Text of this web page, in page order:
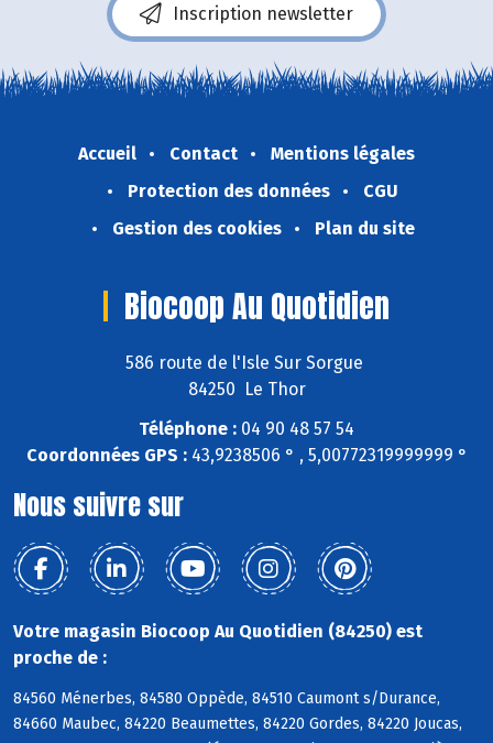
Inscription newsletter
Accueil Contact
Mentions légales
Protection des données
CGU
Gestion des cookies
Plan du site
Biocoop Au Quotidien
586 route de l'Isle Sur Sorgue
84250 Le Thor
Téléphone : 04 90 48 57 54
Coordonnées GPS :43,9238506 ° , 5,00772319999999 °
Nous suivre sur
Votre magasin Biocoop Au Quotidien (84250) est
proche de :
84560 Ménerbes, 84580 Oppède, 84510 Caumont s/Durance,
84660 Maubec, 84220 Beaumettes, 84220 Gordes, 84220 Joucas,